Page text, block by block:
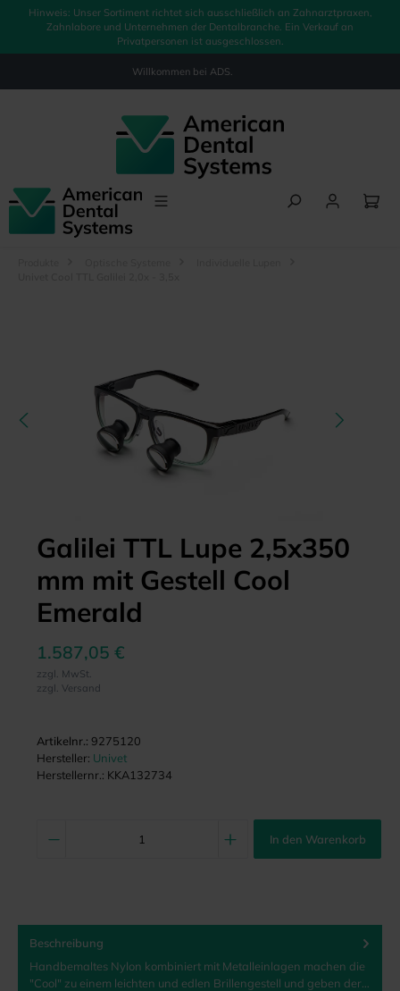
springen
Hinweis: Unser Sortiment richtet sich ausschließlich an Zahnarztpraxen,
Zahnlabore und Unternehmen der Dentalbranche. Ein Verkauf an
Privatpersonen ist ausgeschlossen.
Willkommen bei ADS.
Galilei TTL Lupe 2,5x350
mm mit Gestell Cool
Emerald
1.587,05 €
zzgl. MwSt.
zzgl. Versand
Artikelnr.: 9275120
Hersteller: Univet
Herstellernr.: KKA132734
In den Warenkorb
Beschreibung
Handbemaltes Nylon kombiniert mit Metalleinlagen machen die
"Cool" zu einem leichten und edlen Brillengestell und geben der…